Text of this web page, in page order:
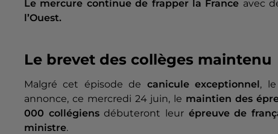
Le mercure continue de frapper la France avec
l’Ouest.
Le brevet des collèges maintenu
Malgré cet épisode de canicule exceptionnel,
annonce, ce mercredi 24 juin, le maintien des
000 collégiensdébuteront leur épreuve de
ministre.